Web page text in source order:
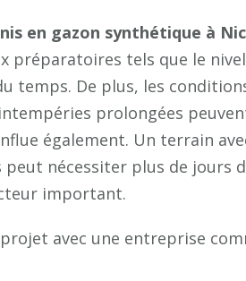
en gazon synthétique à
préparatoires tels que le
temps. De plus, les
prolongées
également. Un terrain
nécessiter plus de jours
important.
avec une entreprise